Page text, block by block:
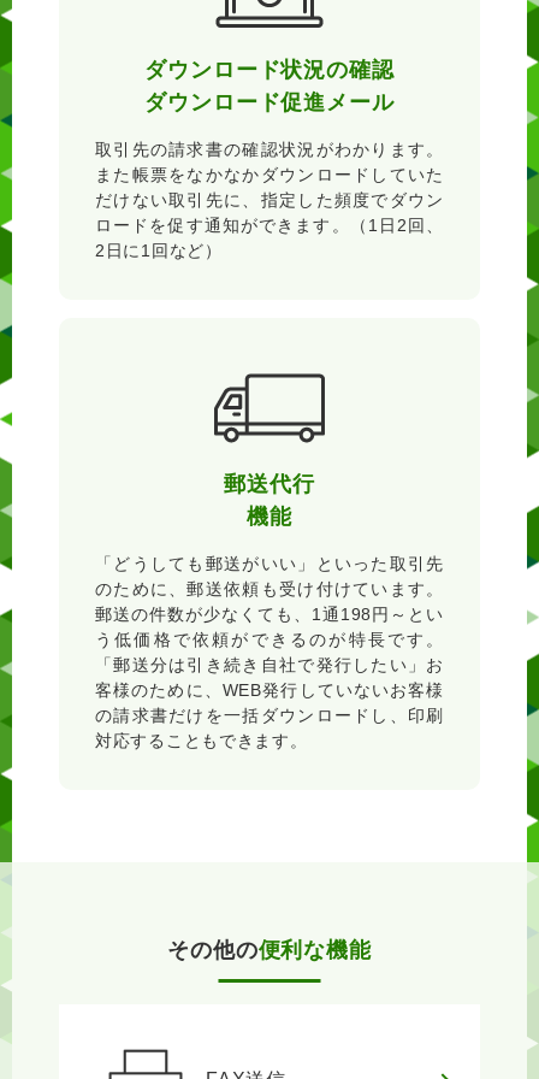
ダウンロード状況の確認
ダウンロード促進メール
取引先の請求書の確認状況がわかります。
また帳票をなかなかダウンロードしていた
だけない取引先に、指定した頻度でダウン
ロードを促す通知ができます。（1日2回、
2日に1回など）
郵送代行
機能
「どうしても郵送がいい」といった取引先
のために、郵送依頼も受け付けています。
郵送の件数が少なくても、1通198円～とい
う低価格で依頼ができるのが特長です。
「郵送分は引き続き自社で発行したい」お
客様のために、WEB発行していないお客様
の請求書だけを一括ダウンロードし、印刷
対応することもできます。
その他の便利な機能